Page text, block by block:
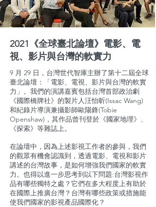
2021《全球臺北論壇》電影、電
視、影片與台灣的軟實力
9 月 29 日，台灣世代智庫主辦了第十二屆全球
臺北論壇：「電影、電視、影片與台灣的軟實
力」。我們的演講嘉賓包括台灣首部政治劇
《國際橋牌社》的製片人汪怡昕(Issac Wang)
和紀錄片導演兼攝影師歐陽鋒(Tobie
Openshaw)，其作品曾刊登於《國家地理》、
《探索》等雜誌上。
在論壇中，因為上述影視工作者的參與，我們
的觀眾有機會認識到，透過電影、電視和影片
講述的台灣故事，是如何增強我們國家的軟實
力。也得以進一步思考到以下問題:台灣影視作
品有哪些獨特之處？它們在多大程度上有助於
在國際上推廣台灣？台灣有哪些政策或措施能
使我們國家的影視產品國際化？